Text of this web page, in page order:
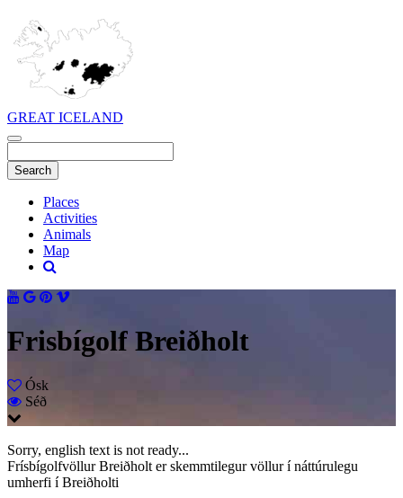
GREAT ICELAND
Places
Activities
Animals
Map
Frisbígolf Breiðholt
Ósk
Séð
Sorry, english text is not ready...
Frísbígolfvöllur Breiðholt er skemmtilegur völlur í náttúrulegu
umherfi í Breiðholti